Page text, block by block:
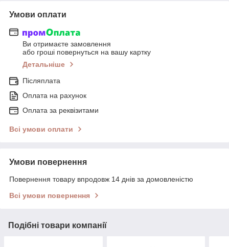
Умови оплати
Ви отримаєте замовлення
або гроші повернуться на вашу картку
Детальніше
Післяплата
Оплата на рахунок
Оплата за реквізитами
Всі умови оплати
Умови повернення
Повернення товару впродовж 14 днів за домовленістю
Всі умови повернення
Подібні товари компанії